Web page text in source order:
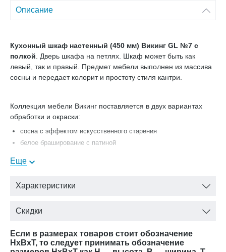
Описание
Кухонный шкаф настенный (450 мм) Викинг GL №7 с
полкой . Дверь шкафа на петлях. Шкаф может быть как
левый, так и правый. Предмет мебели выполнен из массива
сосны и передает колорит и простоту стиля кантри.
Коллекция мебели Викинг поставляется в двух вариантах
обработки и окраски:
сосна с эффектом искусственного старения
белое браширование с патиной
Шкаф настенный (450 мм) Викинг GL №7 с полкой Лидской
Еще
Характеристики
Скидки
Если в размерах товаров стоит обозначение
HxBxT, то следует принимать обозначение